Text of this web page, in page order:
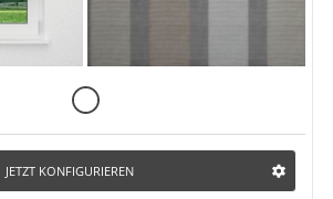
JETZT KONFIGURIEREN